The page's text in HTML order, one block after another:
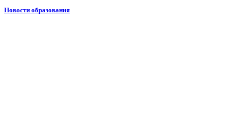
Новости образования